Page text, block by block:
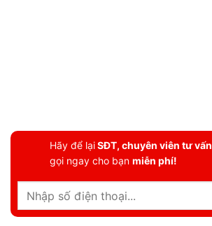
Hãy để lạiSĐT, chuyên viên tư vấn
gọi ngay cho bạn miễn phí!